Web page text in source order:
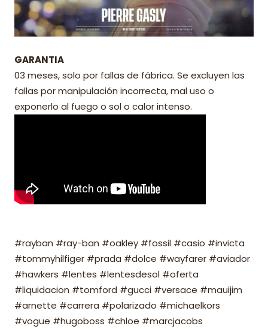
GARANTIA
03 meses, solo por fallas de fábrica. Se excluyen las
fallas por manipulación incorrecta, mal uso o
exponerlo al fuego o sol o calor intenso.
#rayban #ray-ban #oakley #fossil #casio #invicta
#tommyhilfiger #prada #dolce #wayfarer #aviador
#hawkers #lentes #lentesdesol #oferta
#liquidacion #tomford #gucci #versace #mauijim
#arnette #carrera #polarizado #michaelkors
#vogue #hugoboss #chloe #marcjacobs